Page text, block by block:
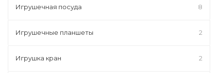
Игрушечная посуда 8
Игрушечные планшеты 2
Игрушка кран 2